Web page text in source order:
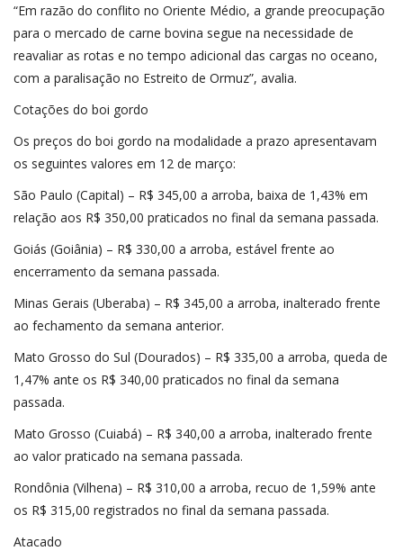
“Em razão do conflito no Oriente Médio, a grande preocupação
para o mercado de carne bovina segue na necessidade de
reavaliar as rotas e no tempo adicional das cargas no oceano,
com a paralisação no Estreito de Ormuz”, avalia.
Cotações do boi gordo
Os preços do boi gordo na modalidade a prazo apresentavam
os seguintes valores em 12 de março:
São Paulo (Capital) – R$ 345,00 a arroba, baixa de 1,43% em
relação aos R$ 350,00 praticados no final da semana passada.
Goiás (Goiânia) – R$ 330,00 a arroba, estável frente ao
encerramento da semana passada.
Minas Gerais (Uberaba) – R$ 345,00 a arroba, inalterado frente
ao fechamento da semana anterior.
Mato Grosso do Sul (Dourados) – R$ 335,00 a arroba, queda de
1,47% ante os R$ 340,00 praticados no final da semana
passada.
Mato Grosso (Cuiabá) – R$ 340,00 a arroba, inalterado frente
ao valor praticado na semana passada.
Rondônia (Vilhena) – R$ 310,00 a arroba, recuo de 1,59% ante
os R$ 315,00 registrados no final da semana passada.
Atacado